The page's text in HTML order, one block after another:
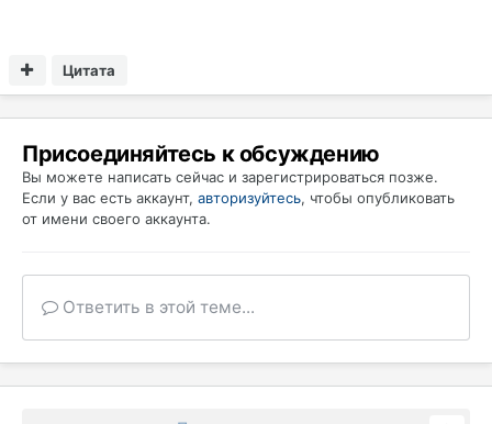
Цитата
Присоединяйтесь к обсуждению
Вы можете написать сейчас и зарегистрироваться позже.
Если у вас есть аккаунт, авторизуйтесь, чтобы опубликовать
от имени своего аккаунта.
Ответить в этой теме...